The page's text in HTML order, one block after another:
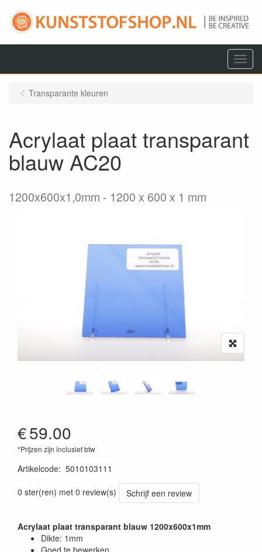
Menu
Transparante kleuren
Acrylaat plaat transparant
blauw AC20
1200x600x1,0mm 1200 x 600 x 1 mm
€59.00
*Prijzen zijn inclusief btw
Artikelcode: 5010103111
0 ster(ren) met 0 review(s)
Schrijf een review
Acrylaat plaat transparant blauw 1200x600x1mm
Dikte: 1mm